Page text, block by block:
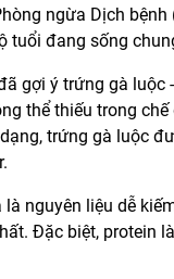
ngừa Dịch
tuổi đang sống
gợi ý trứng gà
thể thiếu trong
trứng gà luộc
nguyên liệu dễ
Đặc biệt,